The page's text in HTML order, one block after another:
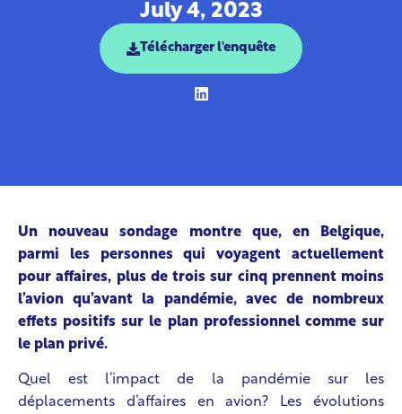
July 4, 2023
Télécharger l'enquête
Un nouveau sondage montre que, en Belgique,
parmi les personnes qui voyagent actuellement
pour affaires, plus de trois sur cinq prennent moins
l’avion qu’avant la pandémie, avec de nombreux
effets positifs sur le plan professionnel comme sur
le plan privé.
Quel est l’impact de la pandémie sur les
déplacements d’affaires en avion? Les évolutions